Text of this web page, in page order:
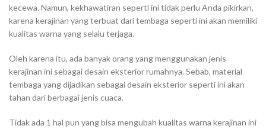
kecewa. Namun, kekhawatiran seperti ini tidak perlu Anda pikirkan,
karena kerajinan yang terbuat dari tembaga seperti ini akan memiliki
kualitas warna yang selalu terjaga.
Oleh karena itu, ada banyak orang yang menggunakan jenis
kerajinan ini sebagai desain eksterior rumahnya. Sebab, material
tembaga yang dijadikan sebagai desain eksterior seperti ini akan
tahan dari berbagai jenis cuaca.
Tidak ada 1 hal pun yang bisa mengubah kualitas warna kerajinan ini